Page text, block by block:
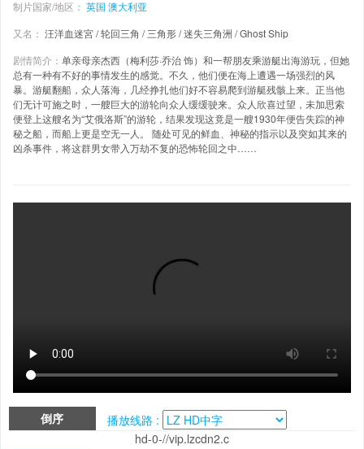
制片国家/地区： 英国 澳大利亚
又名： 汪洋血迷宮 / 轮回三角 / 三角形 / 迷失三角洲 / Ghost Ship
剧情简介： 单亲母亲杰西（梅利莎·乔治 饰）和一帮朋友乘游艇出海游玩，但她
总有一种有不好的事情发生的感觉。不久，他们便在海上遭遇一场强烈的风
暴。游艇翻船，众人落海，几经挣扎他们好不容易爬到游艇残骸上来。正当他
们无计可施之时，一艘巨大的游轮向众人缓缓驶来。众人欣喜过望，未加思索
便登上这艘名为“艾俄洛斯”的游轮，结果发现这竟是一艘1930年便告失踪的神
秘之船，而船上更是空无一人。 随处可见的鲜血、神秘的指示以及突如其来的
凶杀事件，将这群男女带入万劫不复的恐怖轮回之中……
倒序
播放线路 :
hd-0-//vip.lzcdn2.c